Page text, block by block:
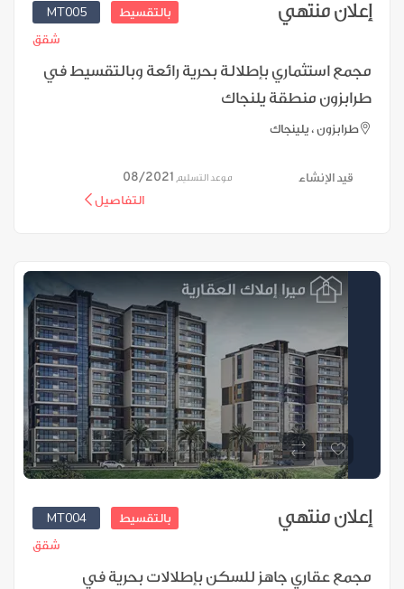
MT005 بالتقسيط إعلان منتهي
شقق
مجمع استثماري بإطلالة بحرية رائعة وبالتقسيط في
طرابزون منطقة يلنجاك
طرابزون ، يلينجاك
موعد التسليم 08/2021
التفاصيل
MT004 بالتقسيط إعلان منتهي
شقق
مجمع عقاري جاهز للسكن بإطلالات بحرية في